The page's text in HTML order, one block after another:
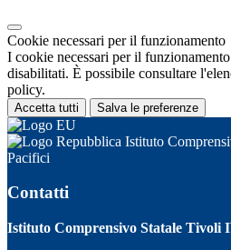
Cookie necessari per il funzionamento
I cookie necessari per il
disabilitati. È possibile consultare
policy.
Accetta tutti Salva le preferenze
Istituto
Pacifici
Contatti
Istituto Comprensivo Statale Tivoli